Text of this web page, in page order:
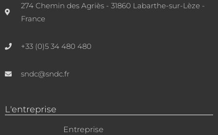
274 Chemin des Agriès - 31860 Labarthe-sur-Lèze -
France
+33 (0)5 34 480 480
sndc@sndc.fr
L'entreprise
Entreprise